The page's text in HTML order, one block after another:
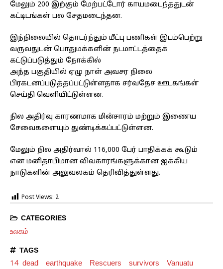
மேலும் 200 இற்கும் மேற்பட்டோர் காயமடைந்ததுடன்
கட்டிடங்கள் பல சேதமடைந்தன.
இந்நிலையில் தொடர்ந்தும் மீட்பு பணிகள் இடம்பெற்று
வருவதுடன் பொதுமக்களின் நடமாட்டத்தைக்
கட்டுப்படுத்தும் நோக்கில்
அந்த பகுதியில் ஏழு நாள் அவசர நிலை
பிரகடனப்படுத்தப்பட்டுள்ளதாக சர்வதேச ஊடகங்கள்
செய்தி வெளியிட்டுள்ளன.
நில அதிர்வு காரணமாக மின்சாரம் மற்றும் இணைய
சேவைகளையும் துண்டிக்கப்பட்டுள்ளன.
மேலும் நில அதிர்வால் 116,000 பேர் பாதிக்கக் கூடும்
என மனிதாபிமான விவகாரங்களுக்கான ஐக்கிய
நாடுகளின் அலுவலகம் தெரிவித்துள்ளது.
Post Views: 2
CATEGORIES
உலகம்
TAGS
14 dead earthquake Rescuers survivors Vanuatu